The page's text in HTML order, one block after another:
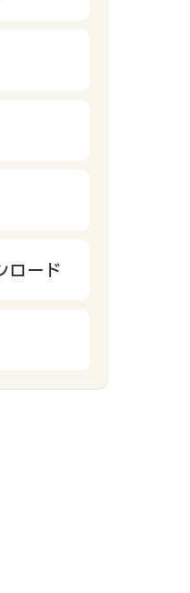
ロード